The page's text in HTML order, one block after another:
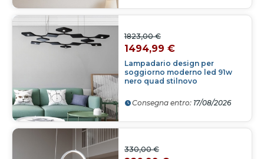
Lampadario design per
soggiorno moderno led 91w
nero quad stilnovo
1823,00 €
1494,99 €
Consegna entro: 17/08/2026
330,00 €